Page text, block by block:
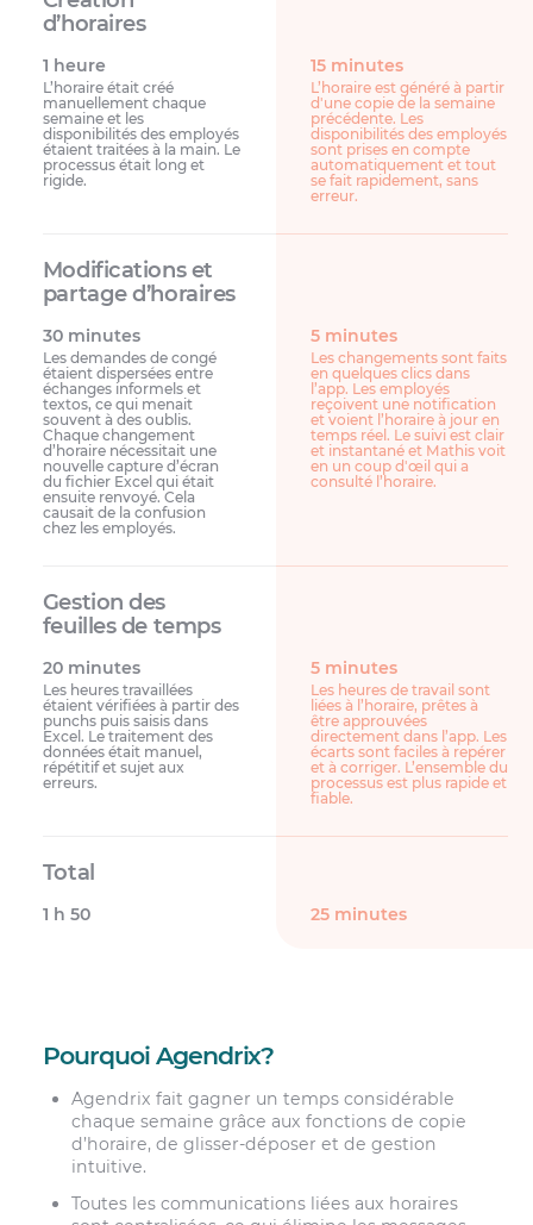
1 heure
L’horaire était créé
manuellement chaque
semaine et les
disponibilités des employés
étaient traitées à la main. Le
processus était long et
rigide.
30 minutes
Les demandes de congé
étaient dispersées entre
échanges informels et
textos, ce qui menait
souvent à des oublis.
Chaque changement
d’horaire nécessitait une
nouvelle capture d’écran
du fichier Excel qui était
ensuite renvoyé. Cela
causait de la confusion
chez les employés.
20 minutes
Les heures travaillées
étaient vérifiées à partir des
punchs puis saisis dans
Excel. Le traitement des
données était manuel,
répétitif et sujet aux
erreurs.
1 h 50
15 minutes
L’horaire est généré à partir
d'une copie de la semaine
précédente. Les
disponibilités des employés
sont prises en compte
automatiquement et tout
se fait rapidement, sans
erreur.
5 minutes
Les changements sont faits
en quelques clics dans
l’app. Les employés
reçoivent une notification
et voient l’horaire à jour en
temps réel. Le suivi est clair
et instantané et Mathis voit
en un coup d'œil qui a
consulté l’horaire.
5 minutes
Les heures de travail sont
liées à l’horaire, prêtes à
être approuvées
directement dans l’app. Les
écarts sont faciles à repérer
et à corriger. L’ensemble du
processus est plus rapide et
fiable.
25 minutes
Pourquoi Agendrix?
Agendrix fait gagner un temps considérable
chaque semaine grâce aux fonctions de copie
d’horaire, de glisser-déposer et de gestion
intuitive.
Toutes les communications liées aux horaires